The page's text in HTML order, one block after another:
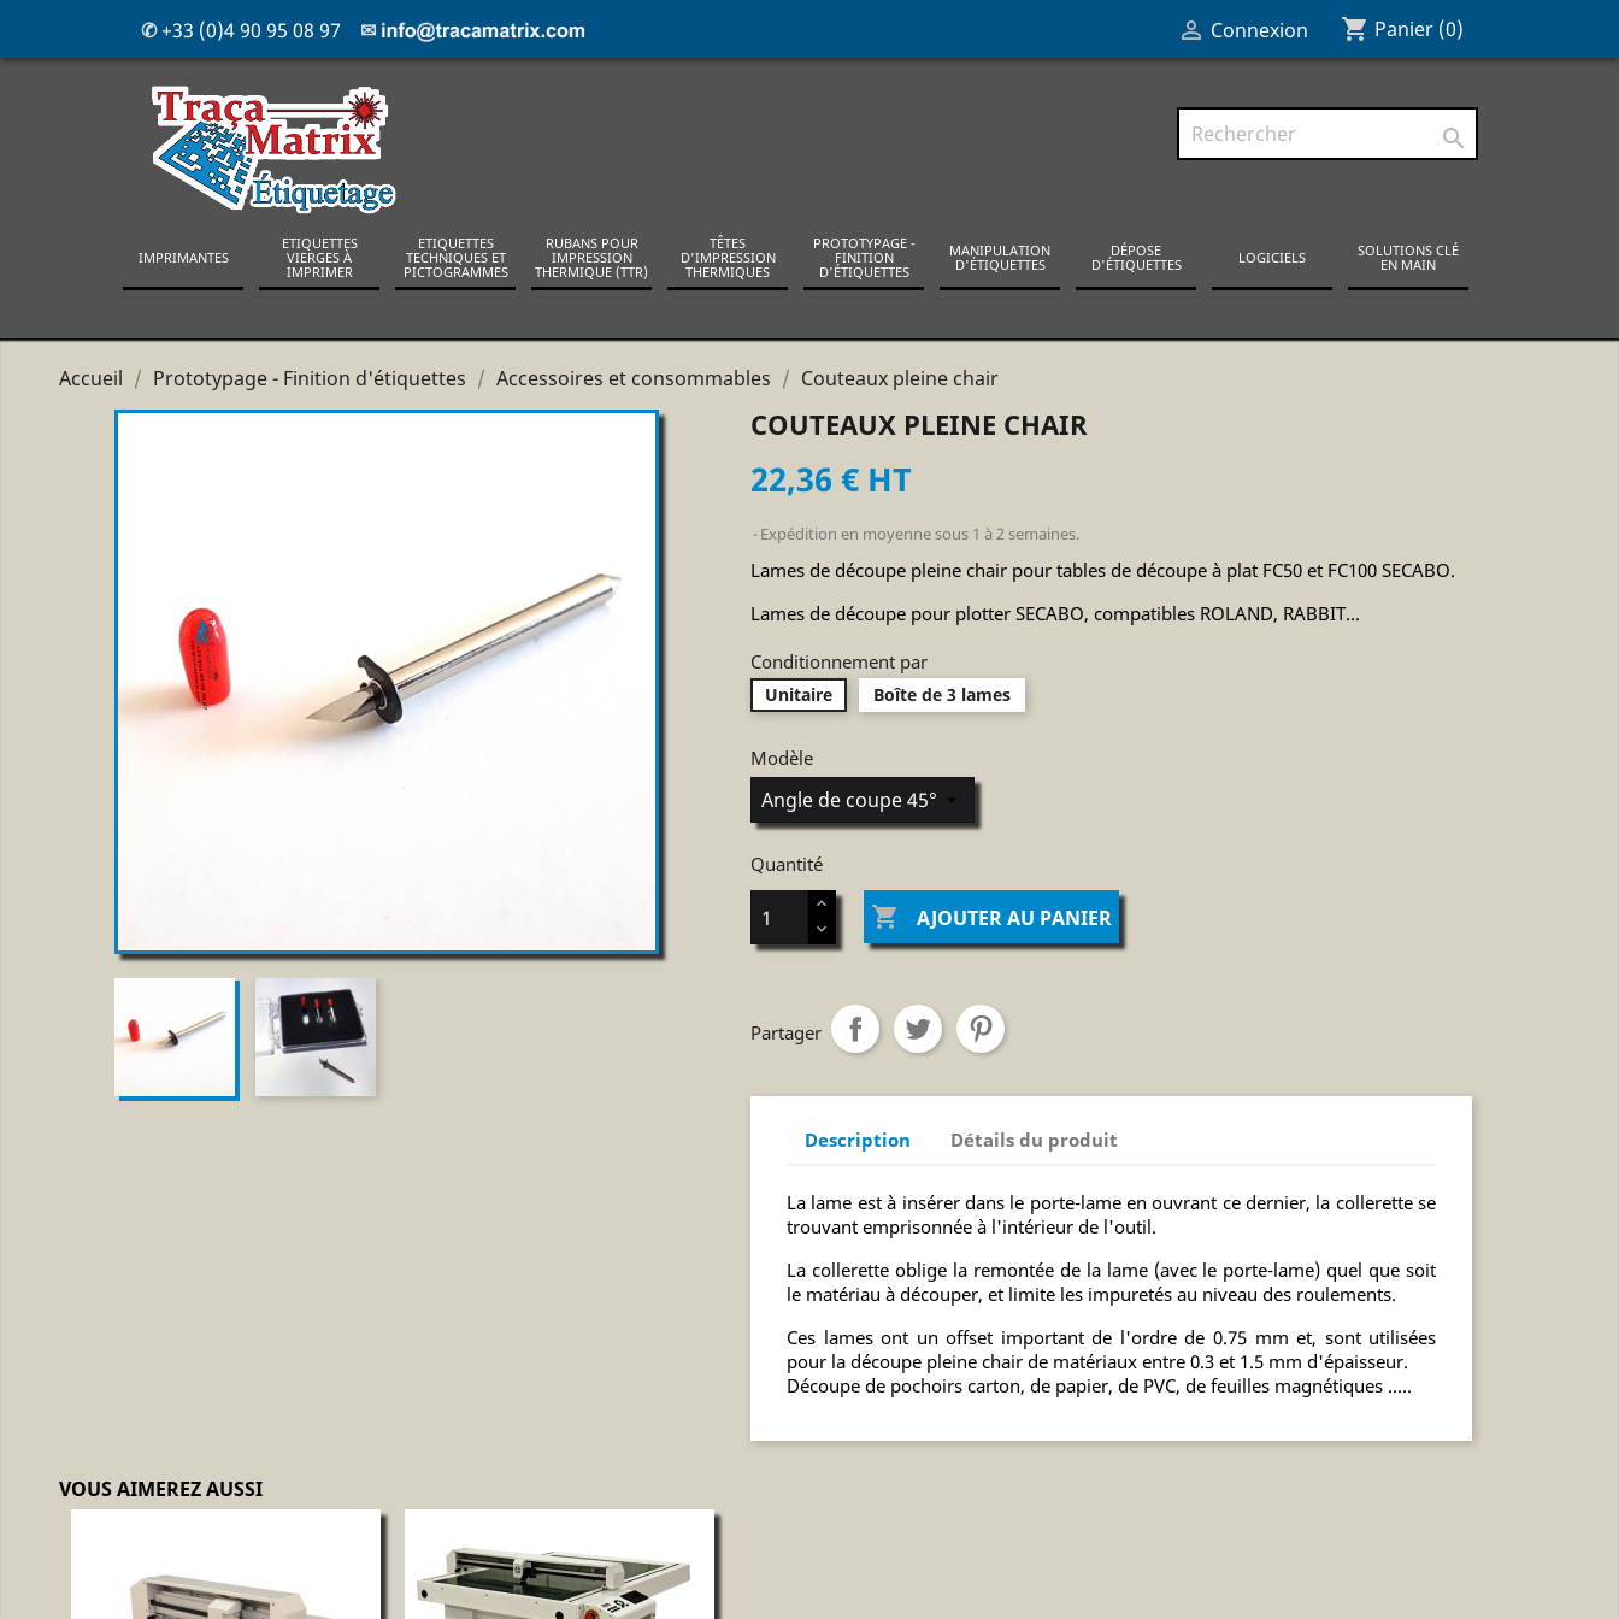
✆+33 (0)4 90 95 08 97 ✉  Connexion shopping_cart Panier (0)

IMPRIMANTES
ETIQUETTES
VIERGES À
IMPRIMER
ETIQUETTES
TECHNIQUES ET
PICTOGRAMMES
RUBANS POUR
IMPRESSION
THERMIQUE (TTR)
TÊTES
D'IMPRESSION
THERMIQUES
PROTOTYPAGE -
FINITION
D'ÉTIQUETTES
MANIPULATION
D'ÉTIQUETTES
DÉPOSE
D'ÉTIQUETTES
LOGICIELS
SOLUTIONS CLÉ
EN MAIN
Accueil Prototypage - Finition d'étiquettes Accessoires et consommables Couteaux pleine chair
COUTEAUX PLEINE CHAIR
22,36 € HT
Expédition en moyenne sous 1 à 2 semaines.
Lames de découpe pleine chair pour tables de découpe à plat FC50 et FC100 SECABO.
Lames de découpe pour plotter SECABO, compatibles ROLAND, RABBIT...
Conditionnement par
Unitaire Boîte de 3 lames
Modèle
Quantité
 AJOUTER AU PANIER
Partager
Description Détails du produit
La lame est à insérer dans le porte-lame en ouvrant ce dernier, la collerette se
trouvant emprisonnée à l'intérieur de l'outil.
La collerette oblige la remontée de la lame (avec le porte-lame) quel que soit
le matériau à découper, et limite les impuretés au niveau des roulements.
Ces lames ont un offset important de l'ordre de 0.75 mm et, sont utilisées
pour la découpe pleine chair de matériaux entre 0.3 et 1.5 mm d'épaisseur.
Découpe de pochoirs carton, de papier, de PVC, de feuilles magnétiques .....
VOUS AIMEREZ AUSSI